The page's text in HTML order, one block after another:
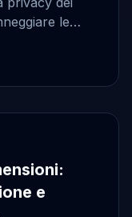
le
friendly
e